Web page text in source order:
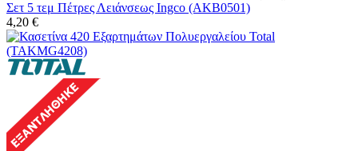
Σετ 5 τεμ Πέτρες Λειάνσεως Ingco (AKB0501)
4,20 €